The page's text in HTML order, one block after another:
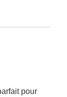
pour